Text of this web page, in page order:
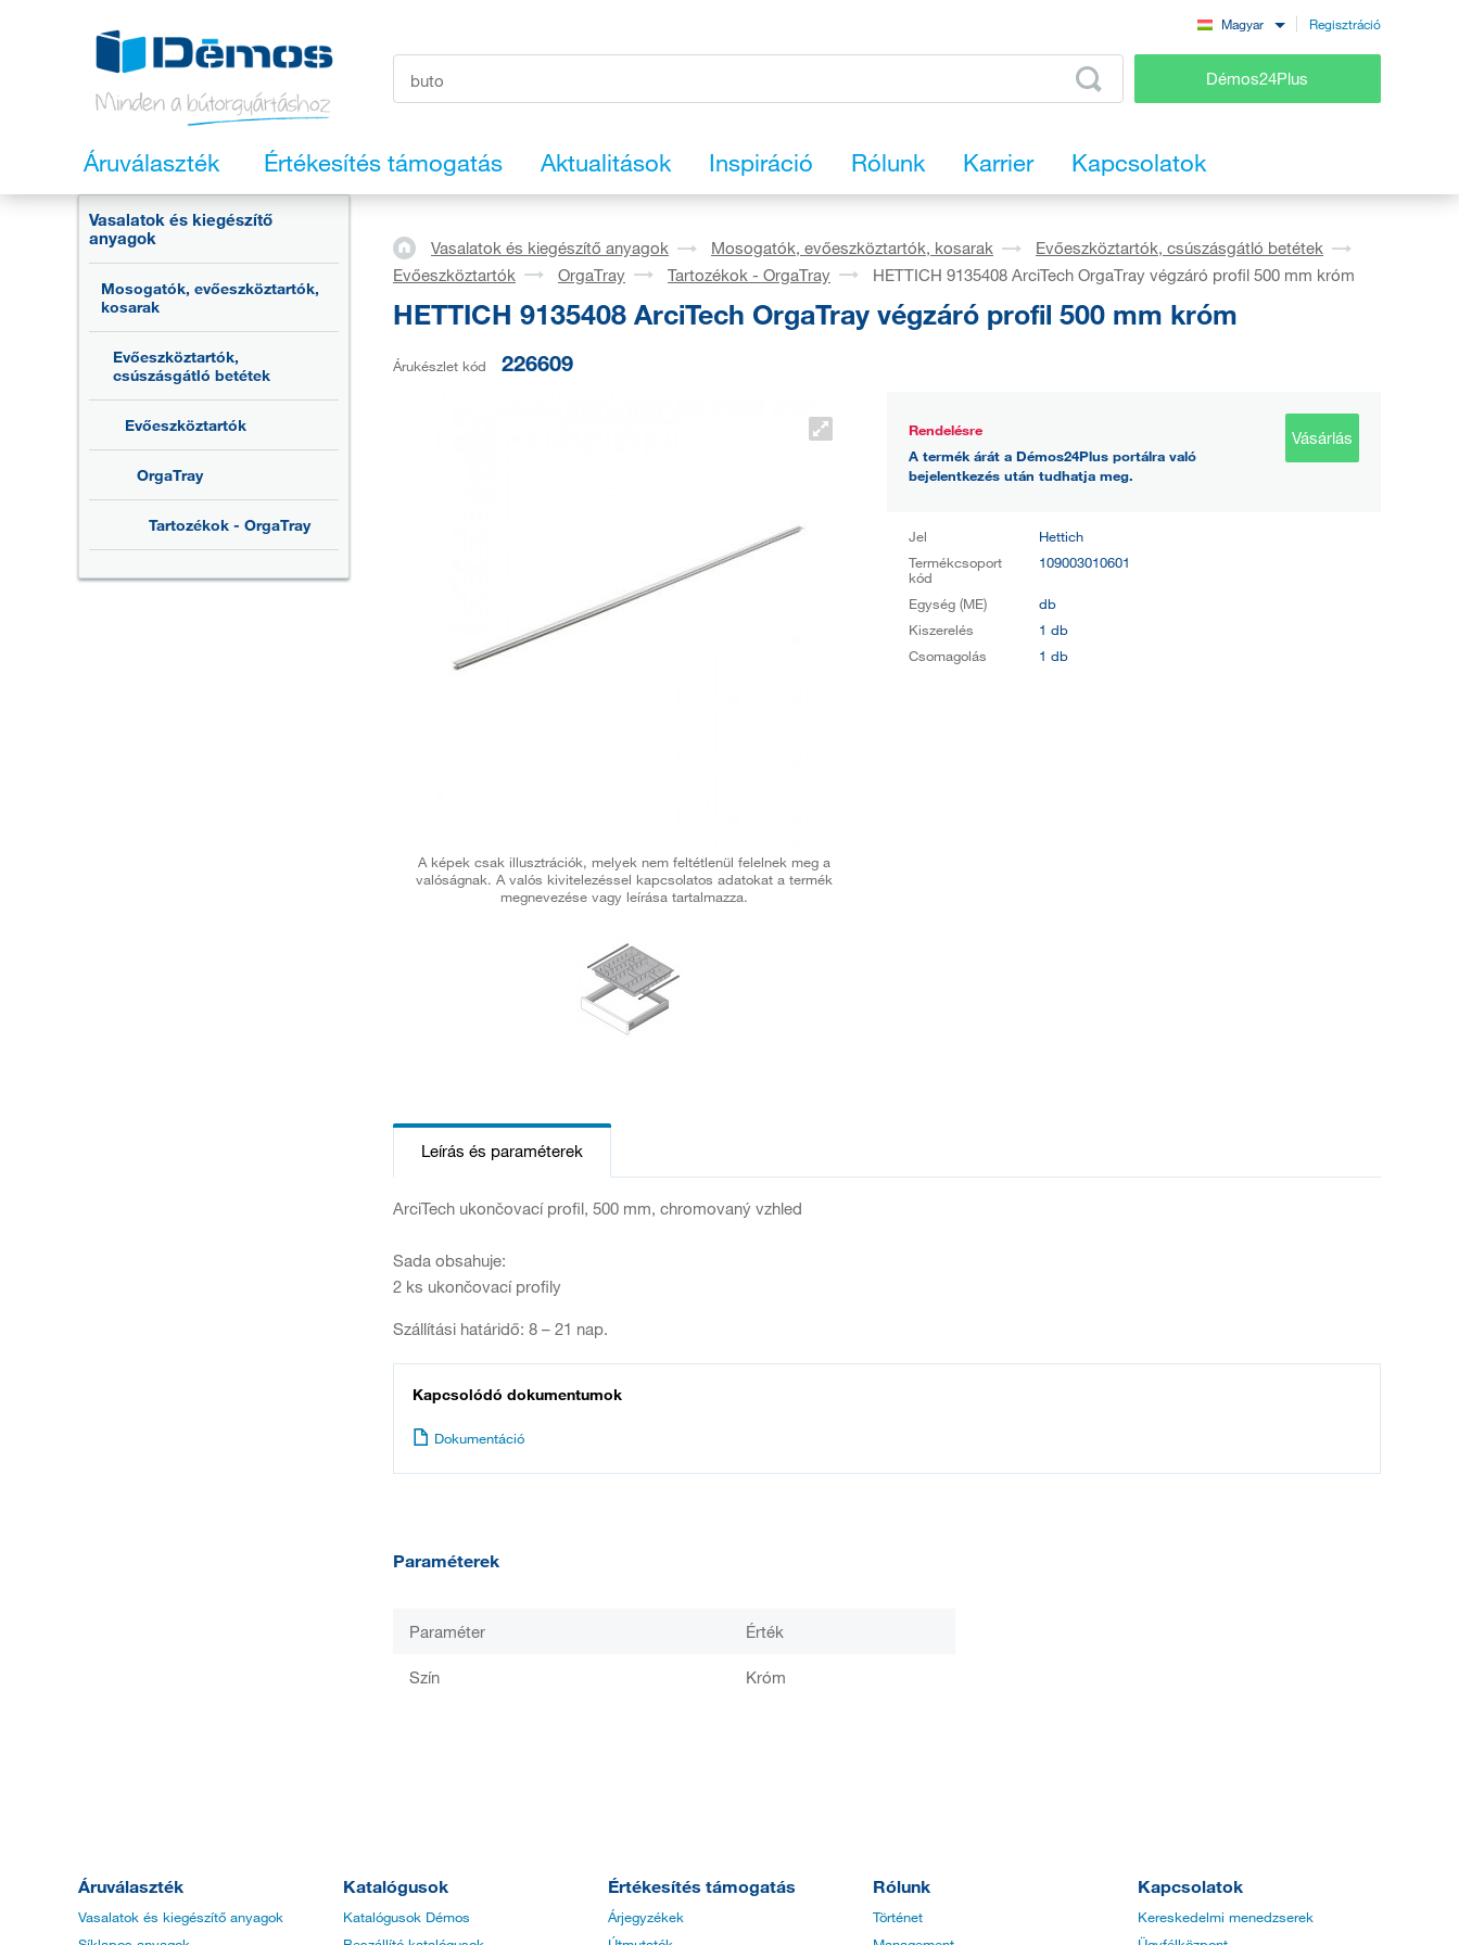
Magyar Regisztráció
Démos24Plus
Áruválaszték Értékesítés támogatás Aktualitások Inspiráció Rólunk Karrier Kapcsolatok
Vasalatok és kiegészítő
anyagok
Mosogatók, evőeszköztartók,
kosarak
Evőeszköztartók,
csúszásgátló betétek
Evőeszköztartók
OrgaTray
Tartozékok - OrgaTray
Vasalatok és kiegészítő anyagok Mosogatók, evőeszköztartók, kosarak
Evőeszköztartók, csúszásgátló betétek
Evőeszköztartók
OrgaTray Tartozékok - OrgaTray HETTICH 9135408 ArciTech OrgaTray végzáró profil 500 mm króm
HETTICH 9135408 ArciTech OrgaTray végzáró profil 500 mm króm
Árukészlet kód 226609
A képek csak illusztrációk, melyek nem feltétlenül felelnek meg a
valóságnak. A valós kivitelezéssel kapcsolatos adatokat a termék
megnevezése vagy leírása tartalmazza.
Rendelésre
A termék árát a Démos24Plus portálra való
bejelentkezés után tudhatja meg.
Vásárlás
Jel
Hettich
Termékcsoport
kód
109003010601
Egység (ME)
db
Kiszerelés
1 db
Csomagolás
1 db
Leírás és paraméterek
ArciTech ukončovací profil, 500 mm, chromovaný vzhled
Sada obsahuje:
2 ks ukončovací profily
Szállítási határidő: 8 – 21 nap.
Kapcsolódó dokumentumok
Dokumentáció
Paraméterek
Paraméter Érték
Szín Króm
Áruválaszték
Vasalatok és kiegészítő anyagok
Katalógusok
Katalógusok Démos
Értékesítés támogatás
Árjegyzékek
Rólunk
Történet
Kapcsolatok
Kereskedelmi menedzserek